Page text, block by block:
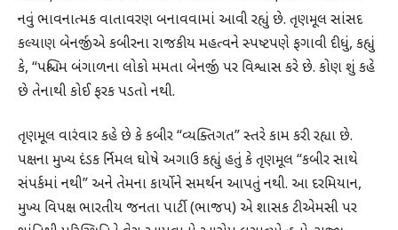
નવું ભાવનાત્મક વાતાવરણ બનાવવામાં આવી રહ્યું છે. તૃણમૂલ સાંસદ
કલ્યાણ બેનર્જીએ કબીરના રાજકીય મહત્વને સ્પષ્ટપણે ફગાવી દીધું, કહ્યું
કે, “પશ્ચિમ બંગાળના લોકો મમતા બેનર્જી પર વિશ્વાસ કરે છે. કોણ શું કહે
છે તેનાથી કોઈ ફરક પડતો નથી.
તૃણમૂલ વારંવાર કહે છે કે કબીર “વ્યક્તિગત” સ્તરે કામ કરી રહ્યા છે.
પક્ષના મુખ્ય દંડક ર્નિમલ ઘોષે અગાઉ કહ્યું હતું કે તૃણમૂલ “કબીર સાથે
સંપર્કમાં નથી” અને તેમના કાર્યોને સમર્થન આપતું નથી. આ દરમિયાન,
મુખ્ય વિપક્ષ ભારતીય જનતા પાર્ટી (ભાજપ) એ શાસક ટીએમસી પર